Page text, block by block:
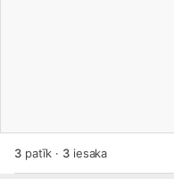
3patīk · 3iesaka